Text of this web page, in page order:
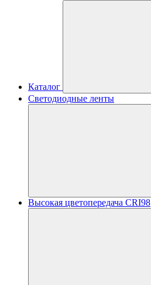
Каталог
Светодиодные ленты
Высокая цветопередача CRI98